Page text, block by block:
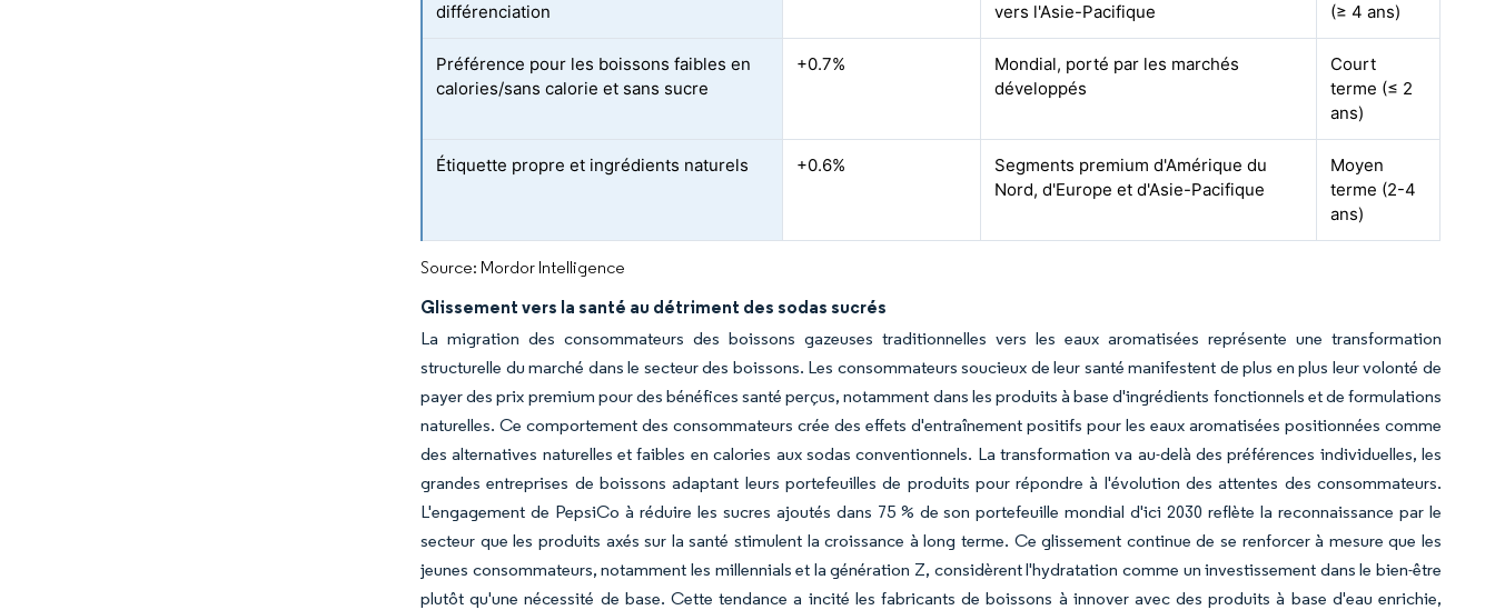
différenciation
vers l'Asie-Pacifique
(≥ 4 ans)
Préférence pour les boissons faibles en
calories/sans calorie et sans sucre
+0.7%
Mondial, porté par les marchés
développés
Court
terme (≤ 2
ans)
Étiquette propre et ingrédients naturels +0.6%
Segments premium d'Amérique du
Nord, d'Europe et d'Asie-Pacifique
Moyen
terme (2-4
ans)
Source: Mordor Intelligence
Glissement vers la santé au détriment des sodas sucrés
La migration des consommateurs des boissons gazeuses traditionnelles vers les eaux aromatisées représente une transformation
structurelle du marché dans le secteur des boissons. Les consommateurs soucieux de leur santé manifestent de plus en plus leur volonté de
payer des prix premium pour des bénéfices santé perçus, notamment dans les produits à base d'ingrédients fonctionnels et de formulations
naturelles. Ce comportement des consommateurs crée des effets d'entraînement positifs pour les eaux aromatisées positionnées comme
des alternatives naturelles et faibles en calories aux sodas conventionnels. La transformation va au-delà des préférences individuelles, les
grandes entreprises de boissons adaptant leurs portefeuilles de produits pour répondre à l'évolution des attentes des consommateurs.
L'engagement de PepsiCo à réduire les sucres ajoutés dans 75 % de son portefeuille mondial d'ici 2030 reflète la reconnaissance par le
secteur que les produits axés sur la santé stimulent la croissance à long terme. Ce glissement continue de se renforcer à mesure que les
jeunes consommateurs, notamment les millennials et la génération Z, considèrent l'hydratation comme un investissement dans le bien-être
plutôt qu'une nécessité de base. Cette tendance a incité les fabricants de boissons à innover avec des produits à base d'eau enrichie,